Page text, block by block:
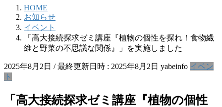
HOME
お知らせ
イベント
「高大接続探求ゼミ講座『植物の個性を探れ！食物繊
維と野菜の不思議な関係』」を実施しました
2025年8月2日 / 最終更新日時 : 2025年8月2日 yabeinfo イベン
ト
「高大接続探求ゼミ講座『植物の個性